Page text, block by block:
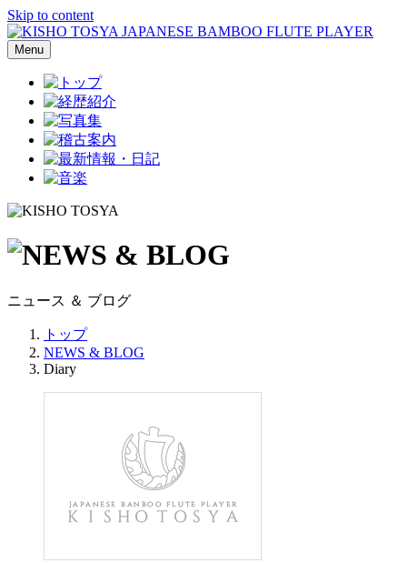
Skip to content
Menu
ニュース ＆ ブログ
トップ
NEWS & BLOG
Diary